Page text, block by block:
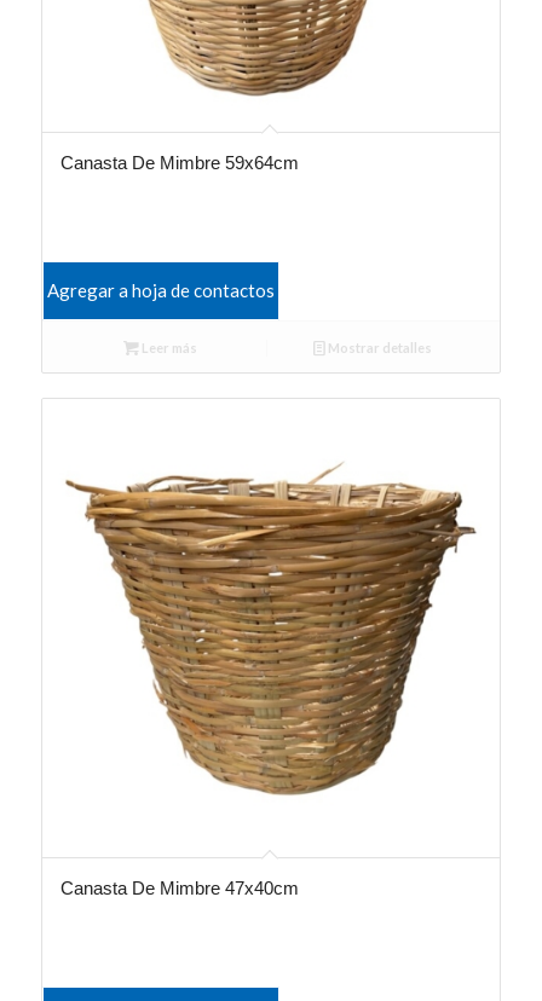
Canasta De Mimbre 59x64cm
Agregar a hoja de contactos
Leer más Mostrar detalles
Canasta De Mimbre 47x40cm